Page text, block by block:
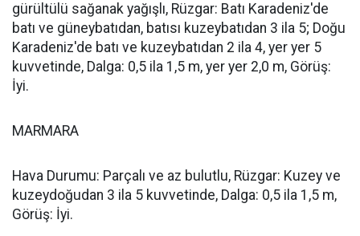
gürültülü sağanak yağışlı, Rüzgar: Batı Karadeniz'de
batı ve güneybatıdan, batısı kuzeybatıdan 3 ila 5; Doğu
Karadeniz'de batı ve kuzeybatıdan 2 ila 4, yer yer 5
kuvvetinde, Dalga: 0,5 ila 1,5 m, yer yer 2,0 m, Görüş:
İyi.
MARMARA
Hava Durumu: Parçalı ve az bulutlu, Rüzgar: Kuzey ve
kuzeydoğudan 3 ila 5 kuvvetinde, Dalga: 0,5 ila 1,5 m,
Görüş: İyi.